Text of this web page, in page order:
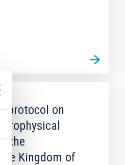
protocol on
the
Kingdom of